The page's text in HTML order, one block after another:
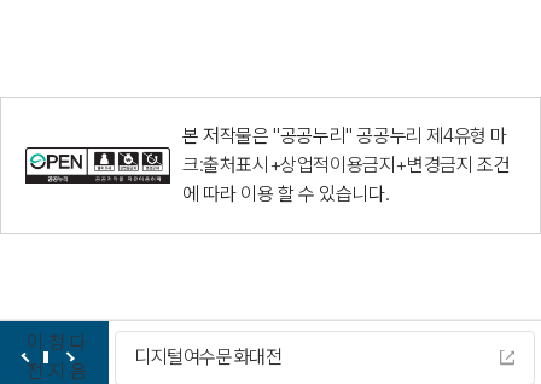
본 저작물은 "공공누리"공공누리 제4유형 마
크:출처표시+상업적이용금지+변경금지 조건
에 따라 이용 할 수 있습니다.
이
전
정
지
다
음
디지털여수문화대전